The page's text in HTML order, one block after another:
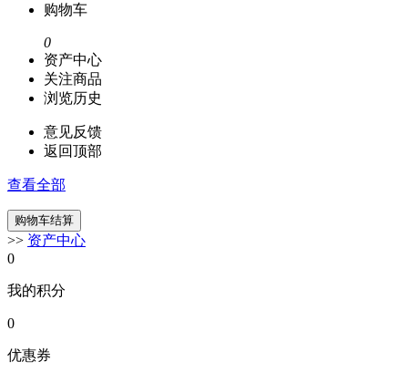
购物车
0
资产中心
关注商品
浏览历史
意见反馈
返回顶部
查看全部
>> 资产中心
0
我的积分
0
优惠券